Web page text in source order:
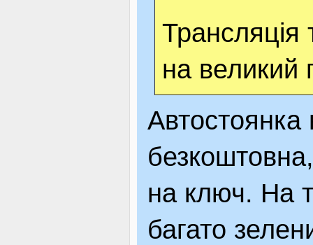
Трансляція
на великий
Автостоянка
на ключ. На
багато